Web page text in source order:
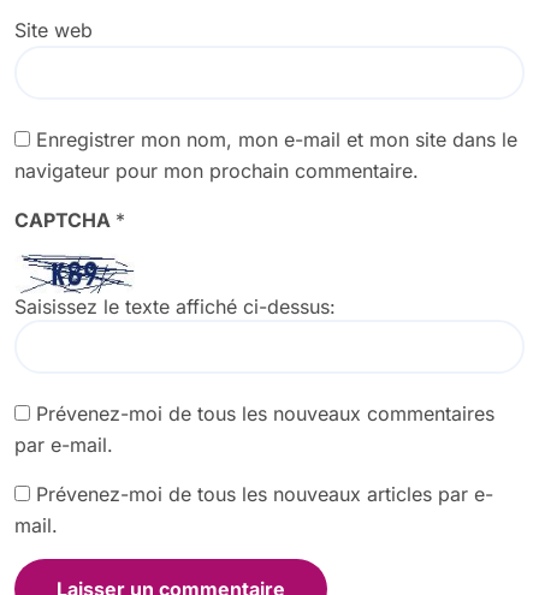
Site web
Enregistrer mon nom, mon e-mail et mon site dans le
navigateur pour mon prochain commentaire.
CAPTCHA *
Saisissez le texte affiché ci-dessus:
Prévenez-moi de tous les nouveaux commentaires
par e-mail.
Prévenez-moi de tous les nouveaux articles par e-
mail.